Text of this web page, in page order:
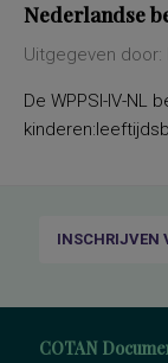
Nederlandse
Uitgegeven door:
De WPPSI-IV-
COTAN